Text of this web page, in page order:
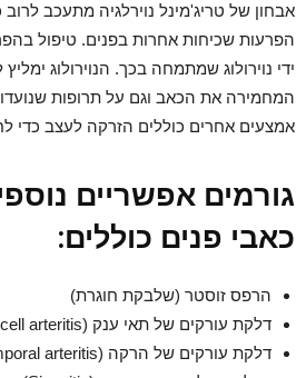
אבחון של טריג'מינל נוירלגיה מתעכב
הפרעות שכיחות אחרות בפנים. טיפול
ידי נוירולוג שמתמחה בכך. הנוירולוג
המחמירה את הכאב וגם על תרופות
אמצעים אחרים כוללים הזרקה לעצב כדי
גורמים אפשריים
כאבי פנים כוללים:
הרפס זוסטר (שלבקת חוגרת)
דלקת עורקים של תאי ענק (Giant cell arteritis)
דלקת עורקים של הרקה (temporal arteritis)